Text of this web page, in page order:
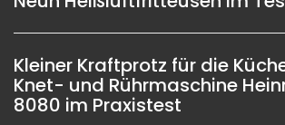
Kleiner Kraftprotz für die
Knet- und Rührmaschine
8080 im Praxistest